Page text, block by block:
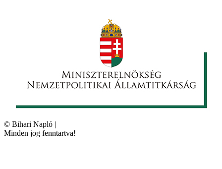
© Bihari Napló |
Minden jog fenntartva!